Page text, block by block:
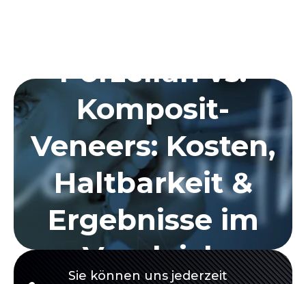
Porzellan vs.
Komposit-
Veneers: Kosten,
Haltbarkeit &
Ergebnisse im
Vergleich
Sie können uns jederzeit